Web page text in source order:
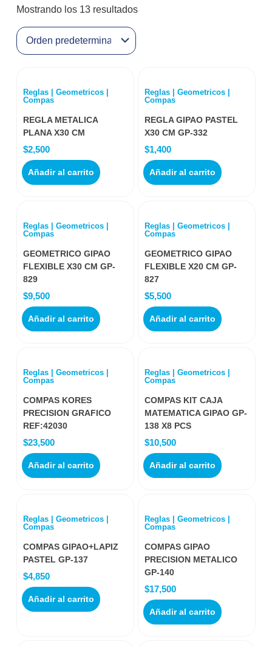
Mostrando los 13 resultados
Reglas | Geometricos |
Compas
REGLA METALICA
PLANA X30 CM
$2,500
Añadir al carrito
Reglas | Geometricos |
Compas
REGLA GIPAO PASTEL
X30 CM GP-332
$1,400
Añadir al carrito
Reglas | Geometricos |
Compas
GEOMETRICO GIPAO
FLEXIBLE X30 CM GP-
829
$9,500
Añadir al carrito
Reglas | Geometricos |
Compas
GEOMETRICO GIPAO
FLEXIBLE X20 CM GP-
827
$5,500
Añadir al carrito
Reglas | Geometricos |
Compas
COMPAS KORES
PRECISION GRAFICO
REF:42030
$23,500
Añadir al carrito
Reglas | Geometricos |
Compas
COMPAS KIT CAJA
MATEMATICA GIPAO GP-
138 X8 PCS
$10,500
Añadir al carrito
Reglas | Geometricos |
Compas
COMPAS GIPAO+LAPIZ
PASTEL GP-137
$4,850
Añadir al carrito
Reglas | Geometricos |
Compas
COMPAS GIPAO
PRECISION METALICO
GP-140
$17,500
Añadir al carrito